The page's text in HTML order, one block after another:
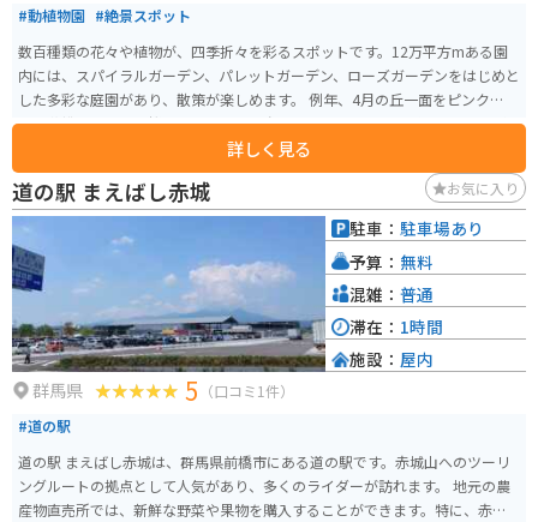
#動植物園 #絶景スポット
数百種類の花々や植物が、四季折々を彩るスポットです。12万平方mある園
内には、スパイラルガーデン、パレットガーデン、ローズガーデンをはじめと
した多彩な庭園があり、散策が楽しめます。 例年、4月の丘一面をピンクに染
める花桃に始まり、桜、ヤマツツジ、春バラとバトンをつなぎ、夏にはアゲ
ラタム、秋には紅葉と秋バラと、11月中旬まで年に数回訪れても、花々の移
ろいを感じられます。 レストラン、売店、花屋、茶屋、展示施設に加え、草
木染・陶芸の体験施設などもあります。
詳しく見る
道の駅 まえばし赤城 お気に入り
群馬県 5 （口コミ1件）
#道の駅
道の駅 まえばし赤城は、群馬県前橋市にある道の駅です。赤城山へのツーリ
ングルートの拠点として人気があり、多くのライダーが訪れます。 地元の農
産物直売所では、新鮮な野菜や果物を購入することができます。特に、赤城
駐車： 駐車場あり
予算： 無料
混雑： 普通
滞在： 1時間
施設： 屋内